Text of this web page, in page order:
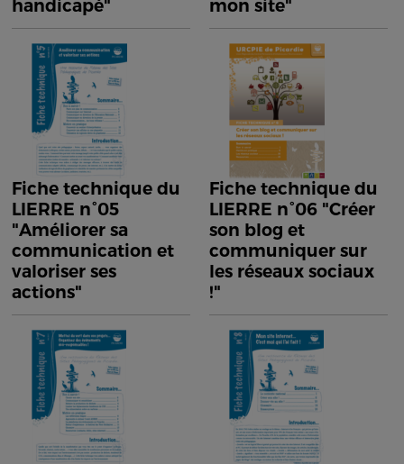
handicapé"
mon site"
Fiche technique du
LIERRE n°05
"Améliorer sa
communication et
valoriser ses
actions"
Fiche technique du
LIERRE n°06 "Créer
son blog et
communiquer sur
les réseaux sociaux
!"